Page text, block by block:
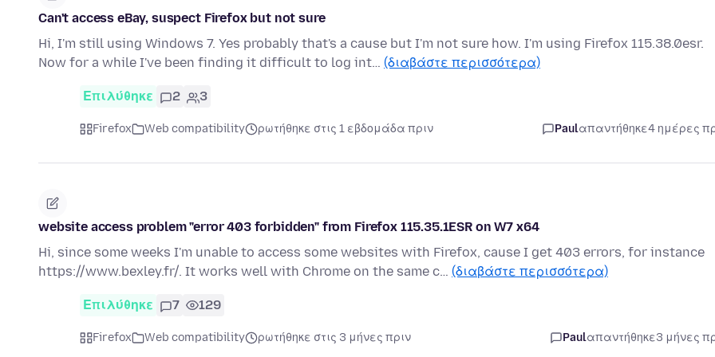
Can't access eBay, suspect Firefox but not sure
Hi, I'm still using Windows 7. Yes probably that's a cause but I'm not sure how. I'm using Firefox 115.38.0esr.
Now for a while I've been finding it difficult to log int… (διαβάστε περισσότερα)
Επιλύθηκε 2 3
Firefox Web compatibility ρωτήθηκε στις 1 εβδομάδα πριν Paulαπαντήθηκε4 ημέρες
website access problem "error 403 forbidden" from Firefox 115.35.1ESR on W7 x64
Hi, since some weeks I'm unable to access some websites with Firefox, cause I get 403 errors, for instance
https://www.bexley.fr/. It works well with Chrome on the same c… (διαβάστε περισσότερα)
Επιλύθηκε 7 129
Firefox Web compatibility ρωτήθηκε στις 3 μήνες πριν Paulαπαντήθηκε3 μήνες